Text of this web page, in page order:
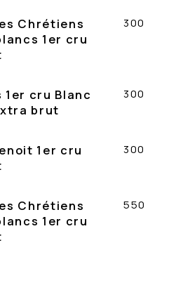
Chrétiens
1er cru
300
1er cru Blanc
brut
300
1er cru
300
Chrétiens
1er cru
550